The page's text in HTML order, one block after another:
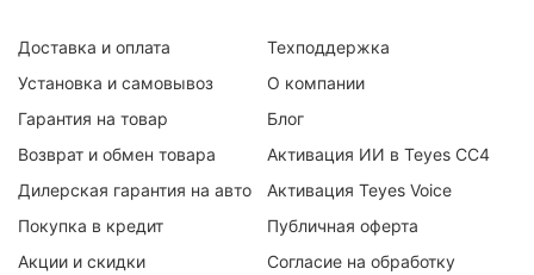
Доставка и оплата
Установка и самовывоз
Гарантия на товар
Возврат и обмен товара
Дилерская гарантия на авто
Покупка в кредит
Акции и скидки
Техподдержка
О компании
Блог
Активация ИИ в Teyes CC4
Активация Teyes Voice
Публичная оферта
Согласие на обработку